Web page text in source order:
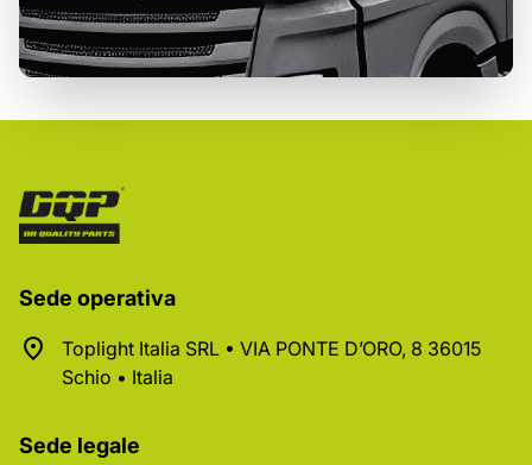
Sede operativa
Toplight Italia SRL • VIA PONTE D’ORO, 8 36015
Schio • Italia
Sede legale